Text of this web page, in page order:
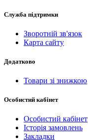
Служба підтримки
Зворотній зв'язок
Карта сайту
Додатково
Товари зі знижкою
Особистий кабінет
Особистий кабінет
Історія замовлень
Закладки